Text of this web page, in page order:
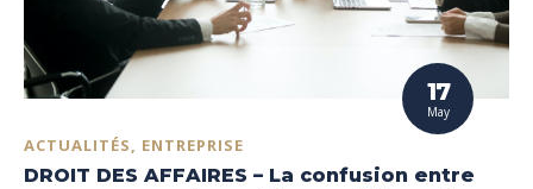
17
May
ACTUALITÉS, ENTREPRISE
DROIT DES AFFAIRES – La confusion entre